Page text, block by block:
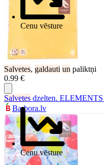
Cenu vēsture
Salvetes, galdauti un paliktņi
0.99 €
Cenu vēsture
Salvetes dzelten.
Barbora.lv